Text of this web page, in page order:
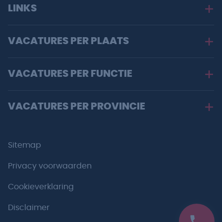
LINKS
VACATURES PER PLAATS
VACATURES PER FUNCTIE
VACATURES PER PROVINCIE
Sitemap
Privacy voorwaarden
Cookieverklaring
Disclaimer